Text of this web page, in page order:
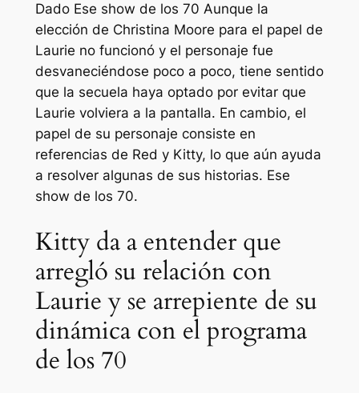
Dado Ese show de los 70 Aunque la
elección de Christina Moore para el papel de
Laurie no funcionó y el personaje fue
desvaneciéndose poco a poco, tiene sentido
que la secuela haya optado por evitar que
Laurie volviera a la pantalla. En cambio, el
papel de su personaje consiste en
referencias de Red y Kitty, lo que aún ayuda
a resolver algunas de sus historias. Ese
show de los 70.
Kitty da a entender que
arregló su relación con
Laurie y se arrepiente de su
dinámica con el programa
de los 70